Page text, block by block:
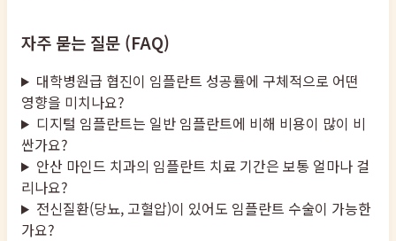
자주 묻는 질문 (FAQ)
대학병원급 협진이 임플란트 성공률에 구체적으로 어떤
영향을 미치나요?
디지털 임플란트는 일반 임플란트에 비해 비용이 많이 비
싼가요?
안산 마인드 치과의 임플란트 치료 기간은 보통 얼마나 걸
리나요?
전신질환(당뇨, 고혈압)이 있어도 임플란트 수술이 가능한
가요?